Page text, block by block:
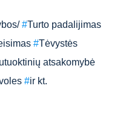
#Turto padalijimas
#Tėvystės
atsakomybė
#ir kt.